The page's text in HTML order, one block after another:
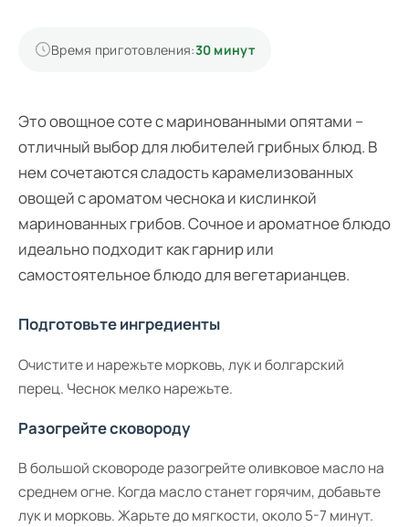
Время приготовления:30 минут
Это овощное соте с маринованными опятами –
отличный выбор для любителей грибных блюд. В
нем сочетаются сладость карамелизованных
овощей с ароматом чеснока и кислинкой
маринованных грибов. Сочное и ароматное блюдо
идеально подходит как гарнир или
самостоятельное блюдо для вегетарианцев.
Подготовьте ингредиенты
Очистите и нарежьте морковь, лук и болгарский
перец. Чеснок мелко нарежьте.
Разогрейте сковороду
В большой сковороде разогрейте оливковое масло на
среднем огне. Когда масло станет горячим, добавьте
лук и морковь. Жарьте до мягкости, около 5-7 минут.